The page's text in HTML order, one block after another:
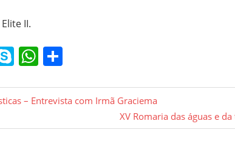
II.
SkypeWhatsApp
– Entrevista com Irmã Graciema
Next
Post:
XV Romaria das águas e